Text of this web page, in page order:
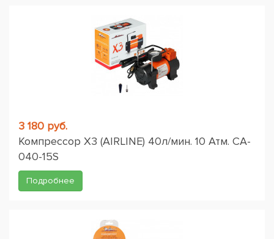
3 180 руб.
Компрессор X3 (AIRLINE) 40л/мин. 10 Атм. CA-
040-15S
Подробнее